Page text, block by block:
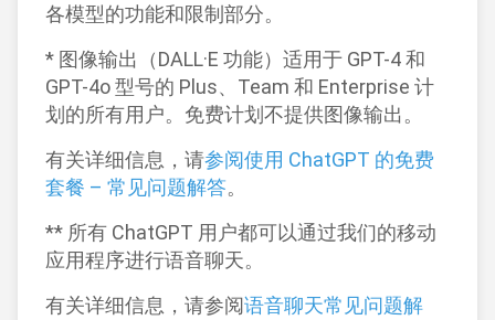
各模型的功能和限制部分。
* 图像输出（DALL·E 功能）适用于 GPT-4 和
GPT-4o 型号的 Plus、Team 和 Enterprise 计
划的所有用户。免费计划不提供图像输出。
有关详细信息，请参阅使用 ChatGPT 的免费
套餐 – 常见问题解答。
** 所有 ChatGPT 用户都可以通过我们的移动
应用程序进行语音聊天。
有关详细信息，请参阅语音聊天常见问题解